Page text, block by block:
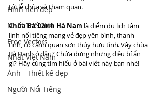
Hình nền đẹp
Nhất Thế Giới
Free Vectors
Nhất Việt Nam
Ảnh - Thiết kế đẹp
Người Nổi Tiếng
tới lễ chùa và tham quan.
Chùa Bà Đanh Hà Nam là điểm du lịch tâm
linh nổi tiếng mang vẻ đẹp yên bình, thanh
tịnh, có cảnh quan sơn thủy hữu tình. Vậy chùa
Bà Đanh ở đâu? Chứa đựng những điều bí ẩn
gì? Hãy cùng tìm hiểu ở bài viết này bạn nhé!